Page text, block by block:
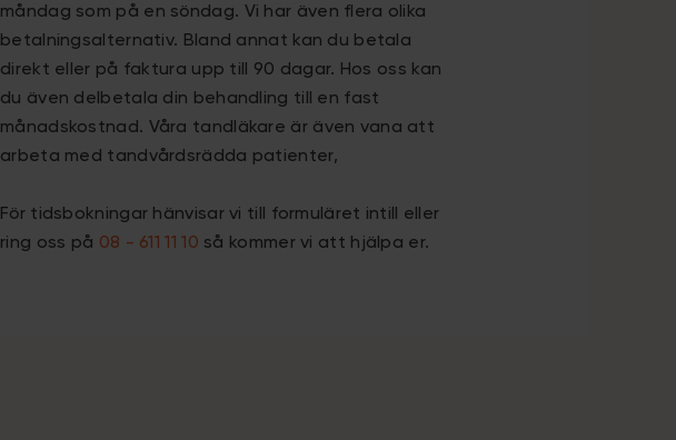
måndag som på en söndag. Vi har även flera olika
betalningsalternativ. Bland annat kan du betala
direkt eller på faktura upp till 90 dagar. Hos oss kan
du även delbetala din behandling till en fast
månadskostnad. Våra tandläkare är även vana att
arbeta med tandvårdsrädda patienter,
För tidsbokningar hänvisar vi till formuläret intill eller
ring oss på 08 - 611 11 10 så kommer vi att hjälpa er.